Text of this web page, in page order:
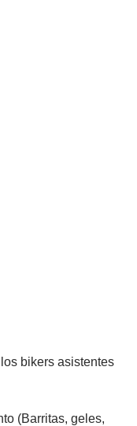
bikers asistentes
(Barritas, geles,